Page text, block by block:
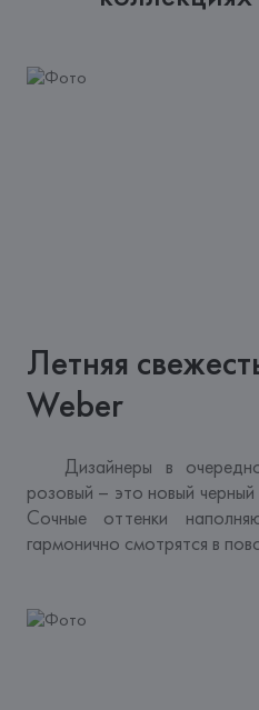
Летняя
Weber
Дизайнеры в
розовый – это новый
Сочные оттенки
гармонично смотрятся в